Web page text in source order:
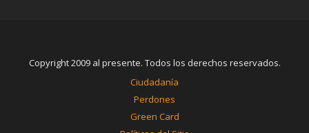
Copyright 2009 al presente. Todos los derechos reservados.
Ciudadanía
Perdones
Green Card